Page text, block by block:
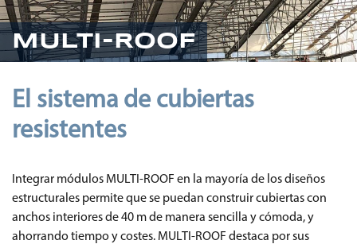
MULTI-ROOF
El sistema de cubiertas
resistentes
Integrar módulos MULTI-ROOF en la mayoría de los diseños
estructurales permite que se puedan construir cubiertas con
anchos interiores de 40 m de manera sencilla y cómoda, y
ahorrando tiempo y costes. MULTI-ROOF destaca por sus